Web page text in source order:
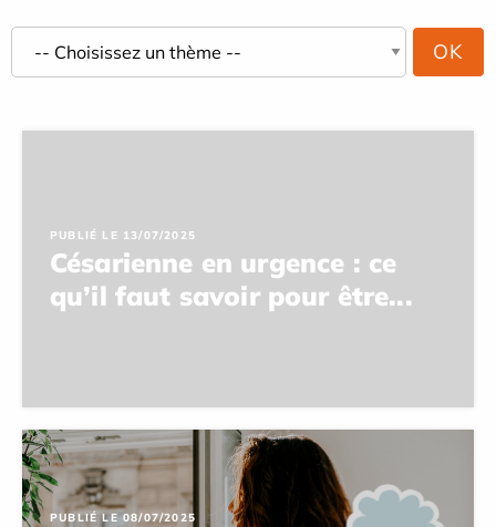
PUBLIÉ LE 13/07/2025
Césarienne en urgence : ce
qu’il faut savoir pour être...
PUBLIÉ LE 08/07/2025